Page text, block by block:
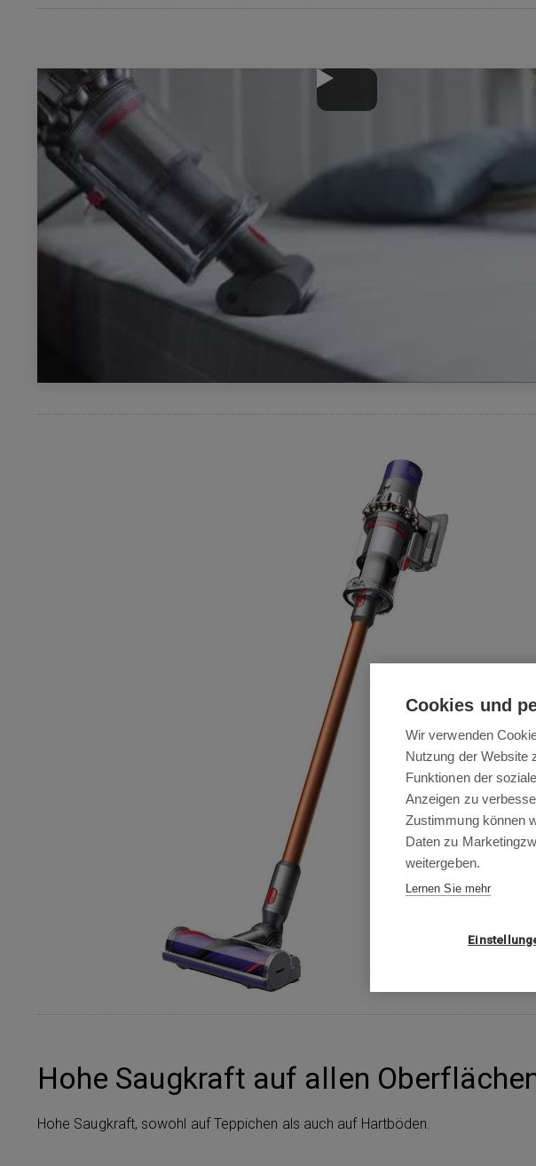
Hohe Saugkraft auf allen
Hohe Saugkraft, sowohl auf Teppichen als auch auf Hartböden.
Cookies und
Wir verwenden
Nutzung der Website
Funktionen der
Anzeigen zu
Zustimmung können
Daten zu
weitergeben.
Lernen Sie mehr